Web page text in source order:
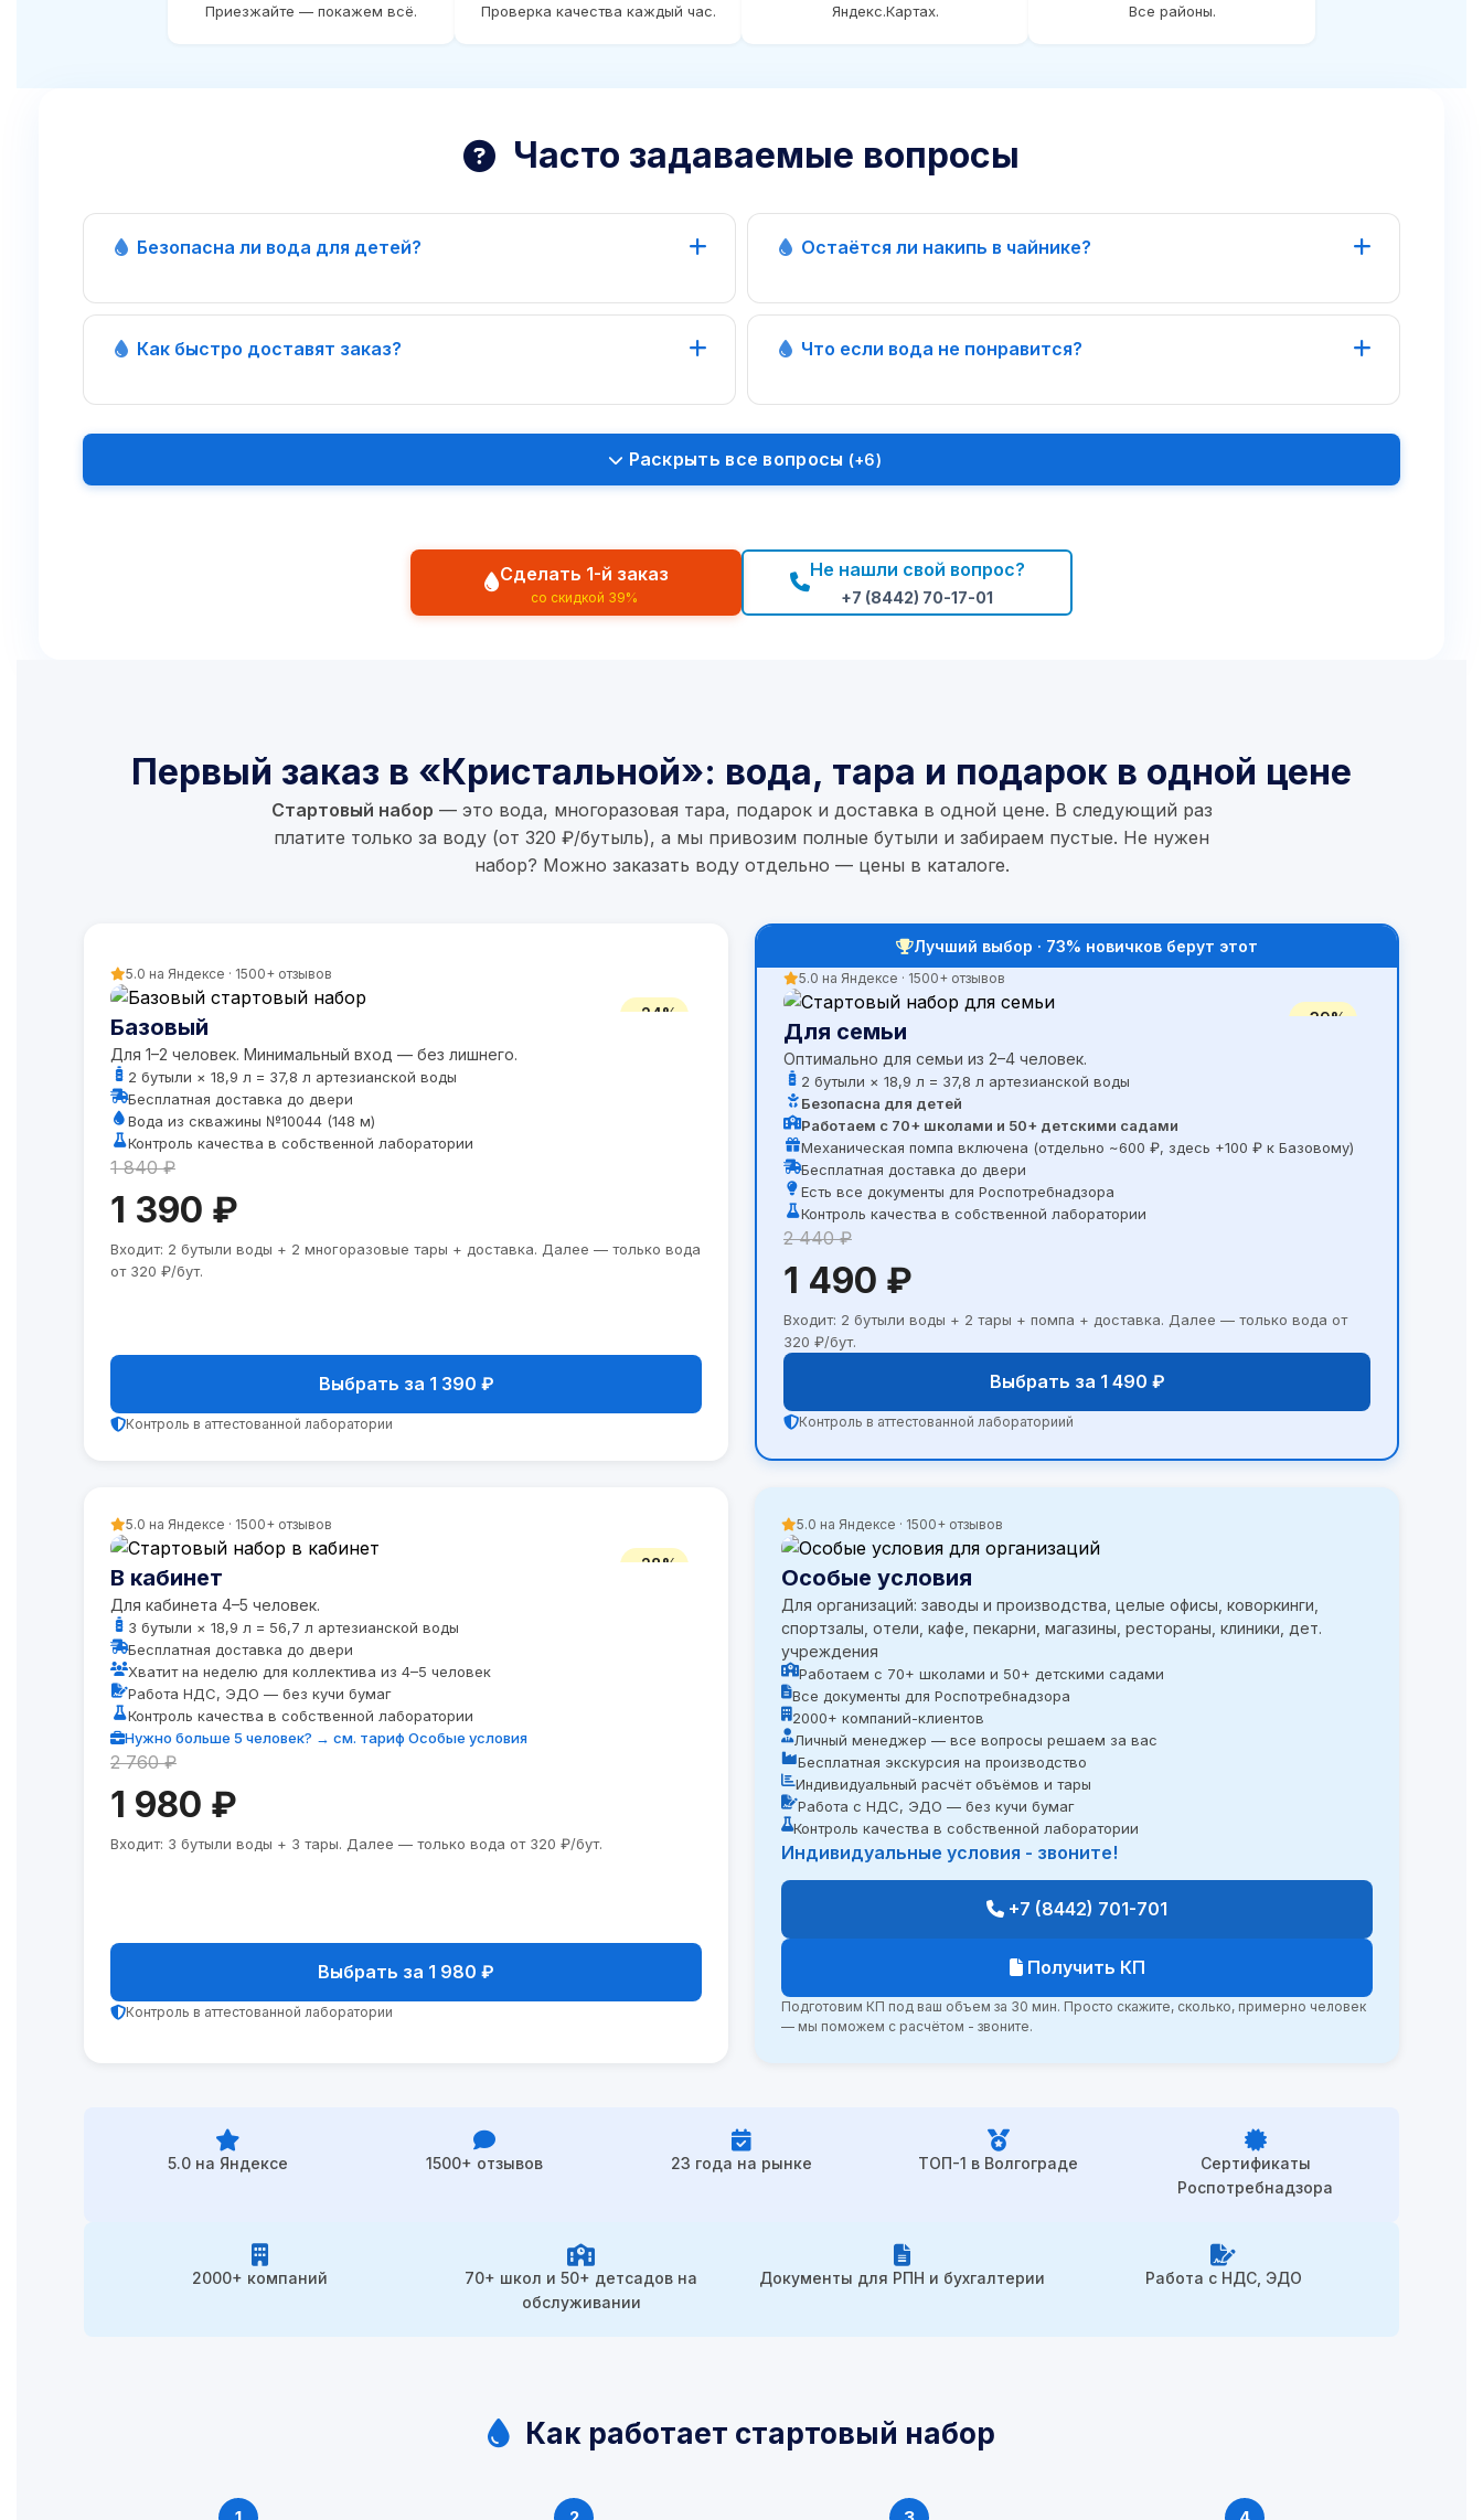
Приезжайте — покажем всё.
Проверка качества каждый час.
Яндекс.Картах.
Все районы.
Часто задаваемые вопросы
Безопасна ли вода для детей?
148 метров,
Остаётся ли накипь в чайнике?
«Техно»
Как быстро доставят заказ? Что если вода не понравится?
воду
Раскрыть все вопросы (+6)
Как оплатить заказ?
Нужно ли сдавать бутыли? Есть ли залог?
Условия возврата читайте в договоре-оферте
Сделать 1-й заказ
со скидкой 39%
Не нашли свой вопрос?
+7 (8442) 70-17-01
Первый заказ в «Кристальной»: вода, тара и подарок в одной цене
Стартовый набор — это вода, многоразовая тара, подарок и доставка в одной цене. В следующий раз
платите только за воду (от 320 ₽/бутыль), а мы привозим полные бутыли и забираем пустые. Не нужен
набор? Можно заказать воду отдельно — цены в каталоге.
5.0 на Яндексе · 1500+ отзывов
−24%
Базовый
Для 1–2 человек. Минимальный вход — без лишнего.
2 бутыли × 18,9 л = 37,8 л артезианской воды
Бесплатная доставка до двери
Вода из скважины №10044 (148 м)
Контроль качества в собственной лаборатории
1 840 ₽
1 390 ₽
Входит: 2 бутыли воды + 2 многоразовые тары + доставка. Далее — только вода
от 320 ₽/бут.
Выбрать за 1 390 ₽
Контроль в аттестованной лаборатории
Лучший выбор · 73% новичков берут этот
5.0 на Яндексе · 1500+ отзывов
−39%
Для семьи
Оптимально для семьи из 2–4 человек.
2 бутыли × 18,9 л = 37,8 л артезианской воды
Безопасна для детей
Работаем с 70+ школами и 50+ детскими садами
Механическая помпа включена (отдельно ~600 ₽, здесь +100 ₽ к Базовому)
Бесплатная доставка до двери
Есть все документы для Роспотребнадзора
Контроль качества в собственной лаборатории
2 440 ₽
1 490 ₽
Входит: 2 бутыли воды + 2 тары + помпа + доставка. Далее — только вода от
320 ₽/бут.
Выбрать за 1 490 ₽
Контроль в аттестованной лабораториий
5.0 на Яндексе · 1500+ отзывов
−28%
В кабинет
Для кабинета 4–5 человек.
3 бутыли × 18,9 л = 56,7 л артезианской воды
Бесплатная доставка до двери
Хватит на неделю для коллектива из 4–5 человек
Работа НДС, ЭДО — без кучи бумаг
Контроль качества в собственной лаборатории
Нужно больше 5 человек? → см. тариф Особые условия
2 760 ₽
1 980 ₽
Входит: 3 бутыли воды + 3 тары. Далее — только вода от 320 ₽/бут.
Выбрать за 1 980 ₽
Контроль в аттестованной лаборатории
5.0 на Яндексе · 1500+ отзывов
Особые условия
Для организаций: заводы и производства, целые офисы, коворкинги,
спортзалы, отели, кафе, пекарни, магазины, рестораны, клиники, дет.
учреждения
Работаем с 70+ школами и 50+ детскими садами
Все документы для Роспотребнадзора
2000+ компаний-клиентов
Личный менеджер — все вопросы решаем за вас
Бесплатная экскурсия на производство
Индивидуальный расчёт объёмов и тары
Работа с НДС, ЭДО — без кучи бумаг
Контроль качества в собственной лаборатории
Индивидуальные условия - звоните!
+7 (8442) 701-701
Получить КП
Подготовим КП под ваш объем за 30 мин. Просто скажите, сколько, примерно человек
— мы поможем с расчётом - звоните.
5.0 на Яндексе 1500+ отзывов 23 года на рынке ТОП-1 в Волгограде
Сертификаты
Роспотребнадзора
2000+ компаний
70+ школ и 50+ детсадов на
обслуживании
Документы для РПН и бухгалтерии Работа с НДС, ЭДО
Как работает стартовый набор